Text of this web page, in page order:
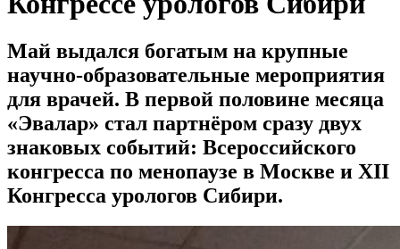
Май выдался богатым на крупные
научно-образовательные мероприятия
для врачей. В первой половине месяца
«Эвалар» стал партнёром сразу двух
знаковых событий: Всероссийского
конгресса по менопаузе в Москве и XII
Конгресса урологов Сибири.